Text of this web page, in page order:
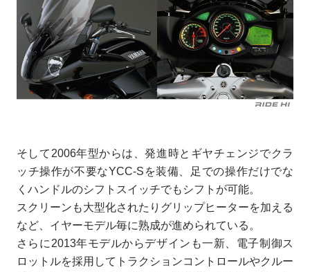
そして2006年型からは、発進時とギヤチェンジでクラ
ッチ操作が不要なYCC-Sを装備、足での操作だけでな
くハンドルのシフトスイッチでもシフトが可能。
スクリーンも大型化されたりグリップヒーターを加える
など、イヤーモデル毎に熟成が進められている。
さらに2013年モデルからデザインも一新、電子制御ス
ロットルを採用してトラクションコントロールやクルー